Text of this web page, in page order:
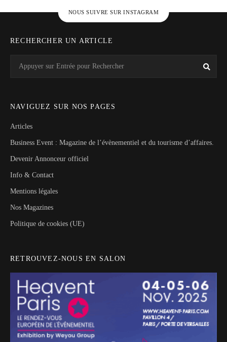
NOUS SUIVRE SUR INSTAGRAM
RECHERCHER UN ARTICLE
for:
NAVIGUEZ SUR NOS PAGES
Articles
Business Event : Magazine de l’évènementiel et du tourisme d’affaires.
Devenir Annonceur officiel
Info & Contact
Mentions légales
Nos Magazines
Politique de cookies (UE)
RETROUVEZ-NOUS EN SALON